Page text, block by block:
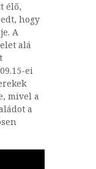
élő,
hogy
A
alá
ei
mivel a
a